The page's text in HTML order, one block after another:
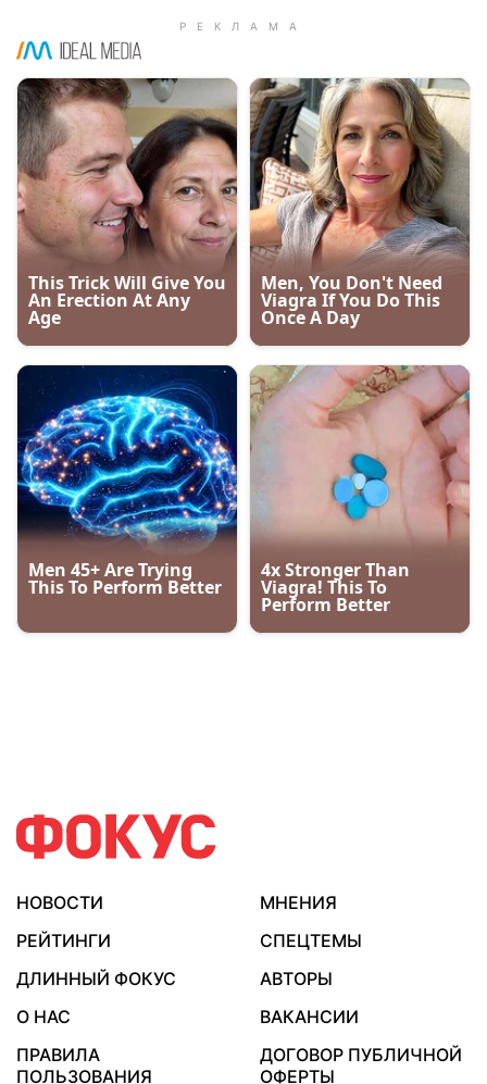
НОВОСТИ
МНЕНИЯ
РЕЙТИНГИ
СПЕЦТЕМЫ
ДЛИННЫЙ ФОКУС
АВТОРЫ
О НАС
ВАКАНСИИ
ПРАВИЛА
ПОЛЬЗОВАНИЯ
ДОГОВОР ПУБЛИЧНОЙ
ОФЕРТЫ